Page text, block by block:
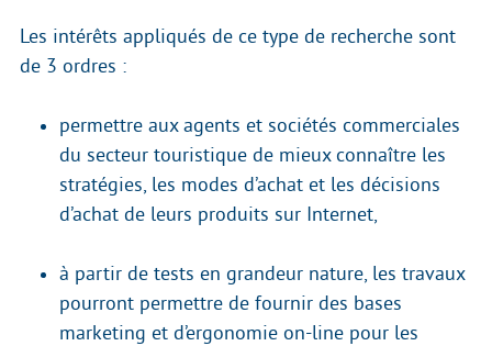
Les intérêts appliqués de ce type de recherche sont
de 3 ordres :
permettre aux agents et sociétés commerciales
du secteur touristique de mieux connaître les
stratégies, les modes d’achat et les décisions
d’achat de leurs produits sur Internet,
à partir de tests en grandeur nature, les travaux
pourront permettre de fournir des bases
marketing et d’ergonomie on-line pour les